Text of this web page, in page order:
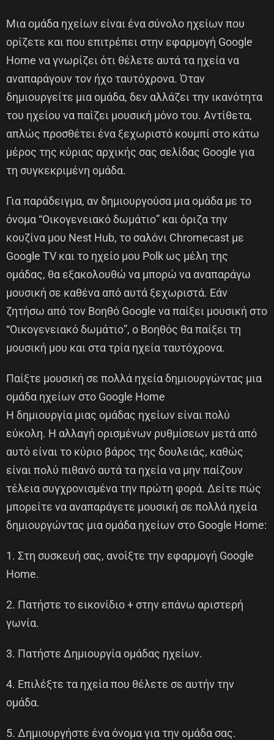
Μια ομάδα ηχείων είναι ένα σύνολο ηχείων που
ορίζετε και που επιτρέπει στην εφαρμογή Google
Home να γνωρίζει ότι θέλετε αυτά τα ηχεία να
αναπαράγουν τον ήχο ταυτόχρονα. Όταν
δημιουργείτε μια ομάδα, δεν αλλάζει την ικανότητα
του ηχείου να παίζει μουσική μόνο του. Αντίθετα,
απλώς προσθέτει ένα ξεχωριστό κουμπί στο κάτω
μέρος της κύριας αρχικής σας σελίδας Google για
τη συγκεκριμένη ομάδα.
Για παράδειγμα, αν δημιουργούσα μια ομάδα με το
όνομα “Οικογενειακό δωμάτιο” και όριζα την
κουζίνα μου Nest Hub, το σαλόνι Chromecast με
Google TV και το ηχείο μου Polk ως μέλη της
ομάδας, θα εξακολουθώ να μπορώ να αναπαράγω
μουσική σε καθένα από αυτά ξεχωριστά. Εάν
ζητήσω από τον Βοηθό Google να παίξει μουσική στο
“Οικογενειακό δωμάτιο”, ο Βοηθός θα παίξει τη
μουσική μου και στα τρία ηχεία ταυτόχρονα.
Παίξτε μουσική σε πολλά ηχεία δημιουργώντας μια
ομάδα ηχείων στο Google Home
Η δημιουργία μιας ομάδας ηχείων είναι πολύ
εύκολη. Η αλλαγή ορισμένων ρυθμίσεων μετά από
αυτό είναι το κύριο βάρος της δουλειάς, καθώς
είναι πολύ πιθανό αυτά τα ηχεία να μην παίζουν
τέλεια συγχρονισμένα την πρώτη φορά. Δείτε πώς
μπορείτε να αναπαράγετε μουσική σε πολλά ηχεία
δημιουργώντας μια ομάδα ηχείων στο Google Home:
1. Στη συσκευή σας, ανοίξτε την εφαρμογή Google
Home.
2. Πατήστε το εικονίδιο + στην επάνω αριστερή
γωνία.
3. Πατήστε Δημιουργία ομάδας ηχείων.
4. Επιλέξτε τα ηχεία που θέλετε σε αυτήν την
ομάδα.
5. Δημιουργήστε ένα όνομα για την ομάδα σας.